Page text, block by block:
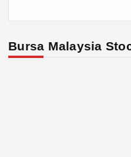
Bursa Malaysia